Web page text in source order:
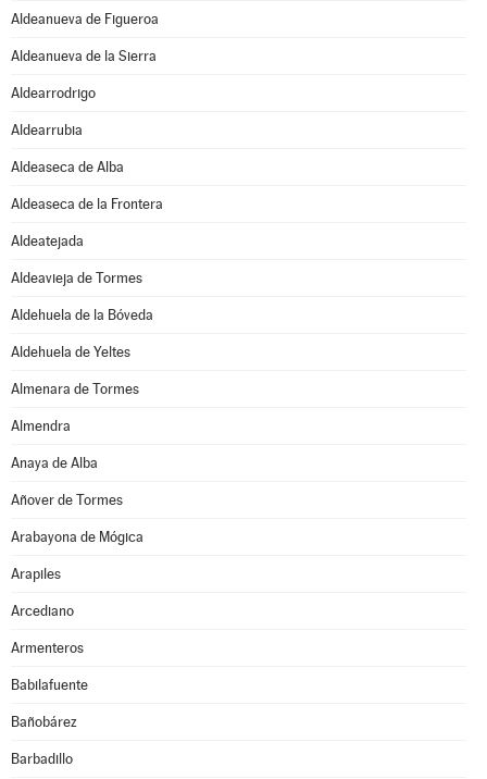
Aldeanueva de Figueroa
Aldeanueva de la Sierra
Aldearrodrigo
Aldearrubia
Aldeaseca de Alba
Aldeaseca de la Frontera
Aldeatejada
Aldeavieja de Tormes
Aldehuela de la Bóveda
Aldehuela de Yeltes
Almenara de Tormes
Almendra
Anaya de Alba
Añover de Tormes
Arabayona de Mógica
Arapiles
Arcediano
Armenteros
Babilafuente
Bañobárez
Barbadillo